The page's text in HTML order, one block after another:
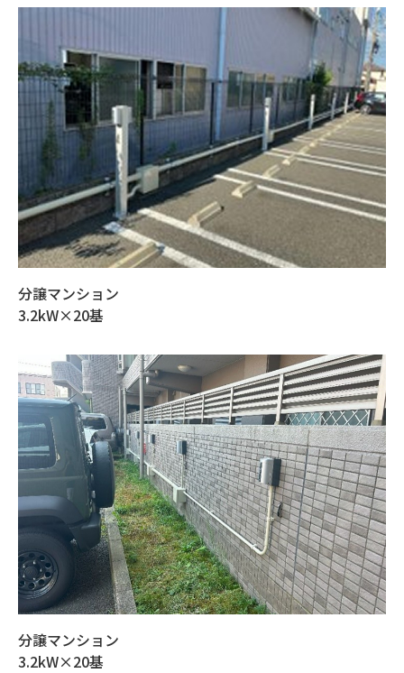
分譲マンション
3.2kW×20基
分譲マンション
3.2kW×20基